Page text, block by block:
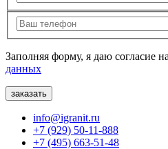
Заполняя форму, я даю согласие на
данных
info@igranit.ru
+7 (929) 50-11-888
+7 (495) 663-51-48